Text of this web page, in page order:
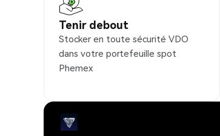
Tenir debout
Stocker en toute sécurité VDO
dans votre portefeuille spot
Phemex